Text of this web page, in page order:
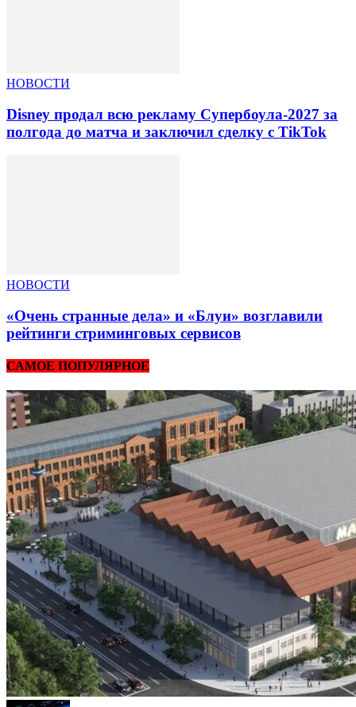
НОВОСТИ
Disney продал всю рекламу Супербоула-2027 за
полгода до матча и заключил сделку с TikTok
НОВОСТИ
«Очень странные дела» и «Блуи» возглавили
рейтинги стриминговых сервисов
САМОЕ ПОПУЛЯРНОЕ